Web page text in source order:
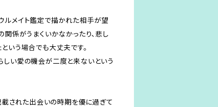
ルメイト鑑定で描かれた相手が望
関係がうまくいかなかったり、悲し
いう場合でも大丈夫です。
しい愛の機会が二度と来ないという
載された出会いの時期を優に過ぎて